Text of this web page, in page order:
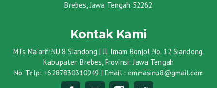
Brebes, Jawa Tengah 52262
Kontak Kami
MTs Ma'arif NU 8 Siandong | Jl. Imam Bonjol No. 12 Siandong.
Kabupaten Brebes, Provinsi: Jawa Tengah
No. Telp: +6287830310949 | Email : emmasinu8@gmail.com